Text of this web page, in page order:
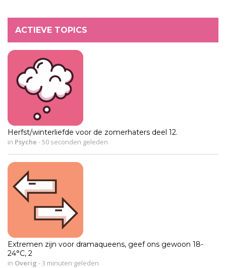
ACTIEVE TOPICS
Herfst/winterliefde voor de zomerhaters deel 12.
in Psyche -50 seconden geleden
Extremen zijn voor dramaqueens, geef ons gewoon 18-
24°C, 2
in Overig - 3 minuten geleden